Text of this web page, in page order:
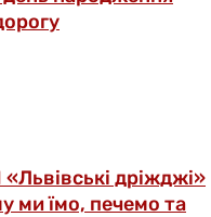
дріжджі»
ми їмо, печемо та